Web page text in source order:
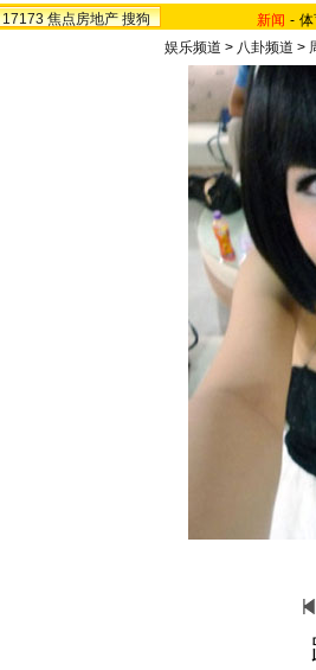
17173 焦点房地产 搜狗 新闻 -
娱乐频道 > 八卦频道 >